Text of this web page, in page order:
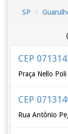
SP
CEP
Praça Nello Poli
CEP
Rua Antônio